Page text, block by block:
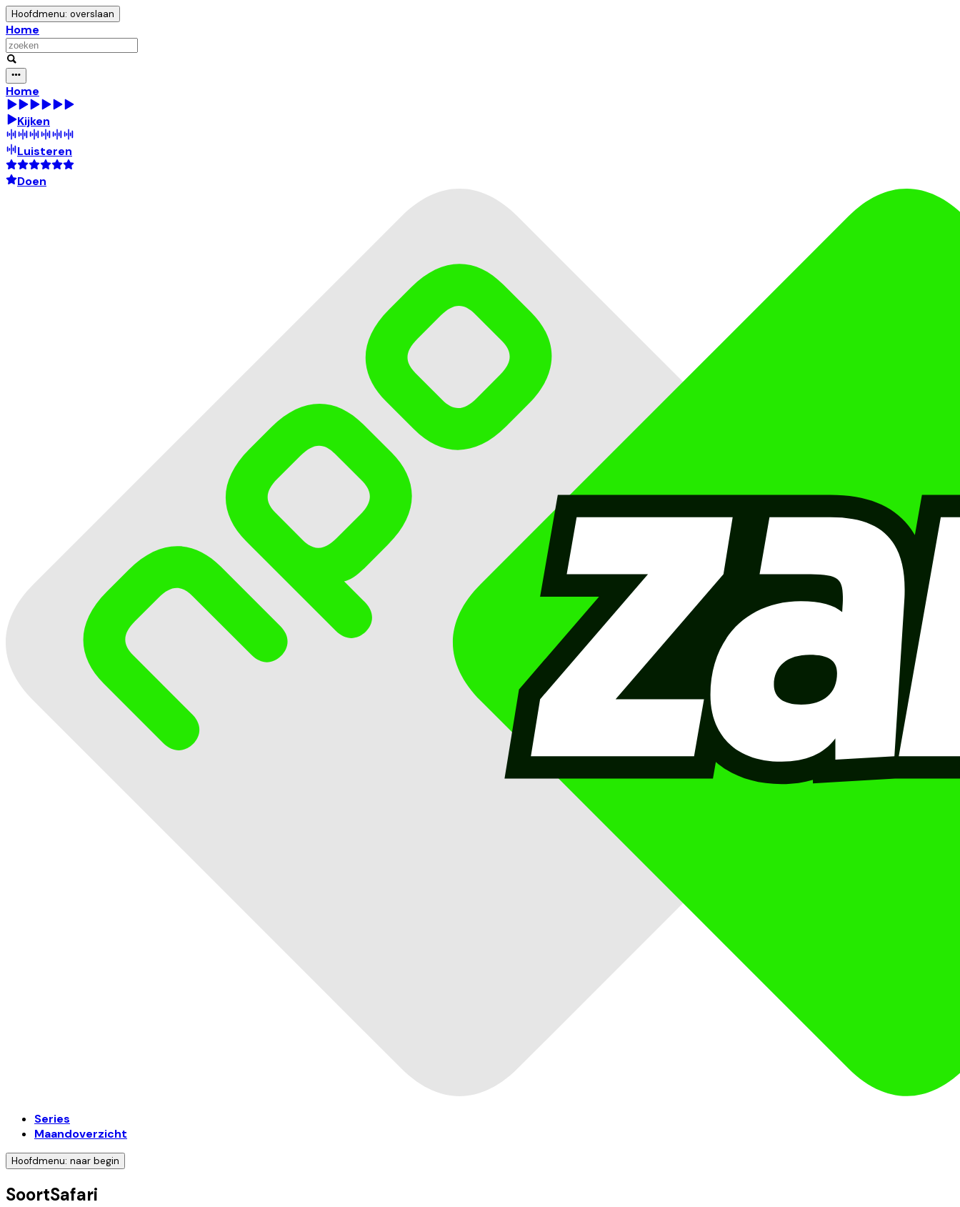
Hoofdmenu: overslaan
Home
Home
Kijken
Luisteren
Doen
Series
Maandoverzicht
Hoofdmenu: naar begin
SoortSafari